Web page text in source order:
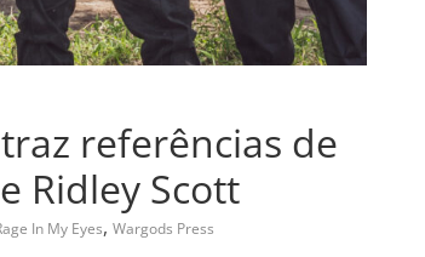
referências de
Ridley Scott
In My Eyes, Wargods Press